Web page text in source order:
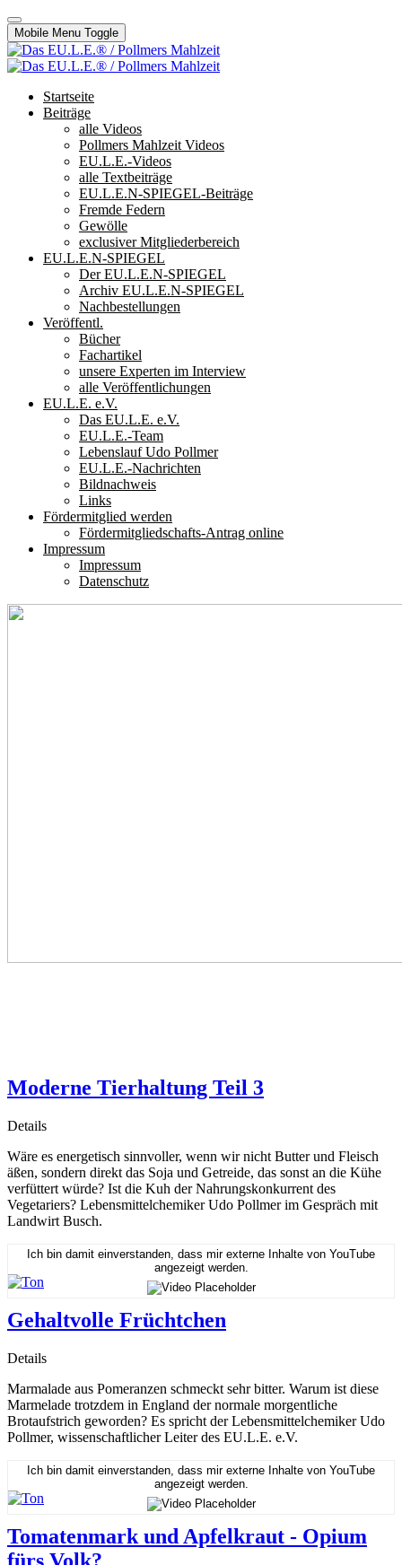
Mobile Menu Toggle
Startseite
Beiträge
alle Videos
Pollmers Mahlzeit Videos
EU.L.E.-Videos
alle Textbeiträge
EU.L.E.N-SPIEGEL-Beiträge
Fremde Federn
Gewölle
exclusiver Mitgliederbereich
EU.L.E.N-SPIEGEL
Der EU.L.E.N-SPIEGEL
Archiv EU.L.E.N-SPIEGEL
Nachbestellungen
Veröffentl.
Bücher
Fachartikel
unsere Experten im Interview
alle Veröffentlichungen
EU.L.E. e.V.
Das EU.L.E. e.V.
EU.L.E.-Team
Lebenslauf Udo Pollmer
EU.L.E.-Nachrichten
Bildnachweis
Links
Fördermitglied werden
Fördermitgliedschafts-Antrag online
Impressum
Impressum
Datenschutz
Moderne Tierhaltung Teil 3
Details
Wäre es energetisch sinnvoller, wenn wir nicht Butter und Fleisch
äßen, sondern direkt das Soja und Getreide, das sonst an die Kühe
verfüttert würde? Ist die Kuh der Nahrungskonkurrent des
Vegetariers? Lebensmittelchemiker Udo Pollmer im Gespräch mit
Landwirt Busch.
Ich bin damit einverstanden, dass mir externe Inhalte von YouTube
angezeigt werden.
Gehaltvolle Früchtchen
Details
Marmalade aus Pomeranzen schmeckt sehr bitter. Warum ist diese
Marmelade trotzdem in England der normale morgentliche
Brotaufstrich geworden? Es spricht der Lebensmittelchemiker Udo
Pollmer, wissenschaftlicher Leiter des EU.L.E. e.V.
Ich bin damit einverstanden, dass mir externe Inhalte von YouTube
angezeigt werden.
Tomatenmark und Apfelkraut - Opium
fürs Volk?